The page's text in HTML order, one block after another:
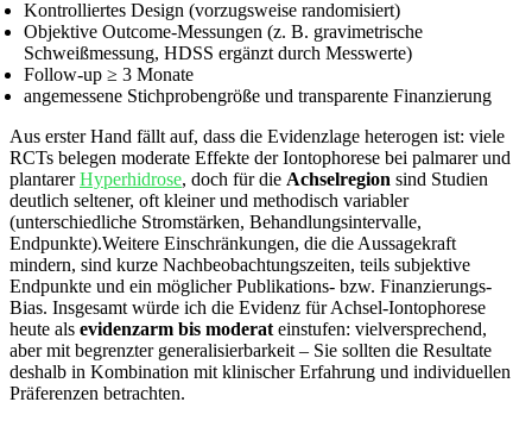
Kontrolliertes Design⁤ (vorzugsweise randomisiert)
Objektive Outcome-Messungen (z. B. gravimetrische
Schweißmessung, ‍HDSS ergänzt durch Messwerte)
Follow-up‌ ≥ 3‌ Monate
angemessene Stichprobengröße und transparente ​Finanzierung
Aus erster Hand ‌fällt ‍auf,​ dass ​die Evidenzlage‌ heterogen ist: viele
RCTs belegen moderate Effekte der Iontophorese bei⁢ palmarer und ​
plantarerHyperhidrose, doch ​für die Achselregion ⁤sind ‍Studien
⁢deutlich seltener, oft ‍kleiner und methodisch variabler
(unterschiedliche ‌Stromstärken, Behandlungsintervalle,‌
Endpunkte).Weitere Einschränkungen,⁤ die die Aussagekraft
mindern, sind kurze ⁣Nachbeobachtungszeiten,‌ teils subjektive
Endpunkte und ein möglicher Publikations-​ bzw. Finanzierungs-
Bias. ​Insgesamt ‌würde ich die Evidenz für Achsel-Iontophorese
heute als evidenzarm bis moderat einstufen: ⁣vielversprechend,
aber ⁤mit begrenzter generalisierbarkeit – Sie⁣ sollten die Resultate
deshalb in⁤ Kombination mit klinischer ​Erfahrung und individuellen
Präferenzen betrachten.